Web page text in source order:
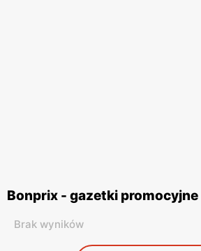
Bonprix - gazetki promocyjne
Brak wyników